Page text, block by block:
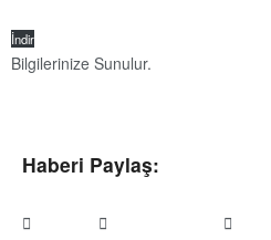
İndir
Bilgilerinize Sunulur.
Haberi Paylaş: